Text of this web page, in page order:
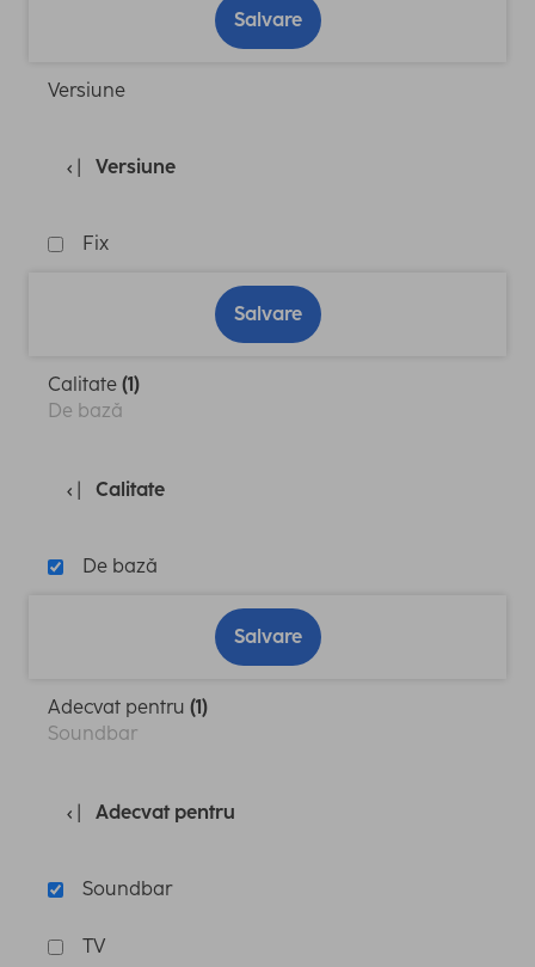
Salvare
Versiune
Versiune
Fix
Salvare
Calitate (1)
De bază
Calitate
De bază
Salvare
Adecvat pentru (1)
Soundbar
Adecvat pentru
Soundbar
TV